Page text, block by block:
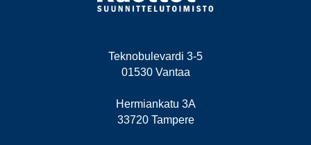
Teknobulevardi 3-5
01530 Vantaa
Hermiankatu 3A
33720 Tampere